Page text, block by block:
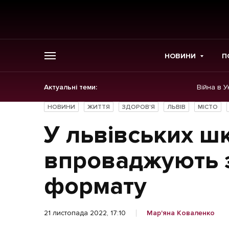
НОВИНИ
Актуальні теми: Війна в
ГОЛОВНЕ
Новини
Політика
Економіка
Бізнес
НОВИНИ ЖИТТЯ ЗДОРОВ'Я ЛЬВІВ МІСТО
У львівських
впроваджують
формату
21 листопада 2022, 17:10 Мар'яна Коваленко